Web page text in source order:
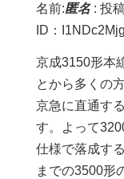
名前:匿名: 投
ID：I1NDc2Mjg
京成3150形本
とから多くの
京急に直通す
す。よって
仕様で落成す
までの3500形